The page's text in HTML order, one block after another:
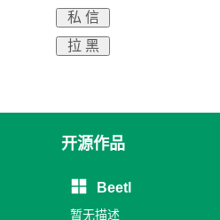
私 信
拉 黑
开源作品
Beetl
暂无描述